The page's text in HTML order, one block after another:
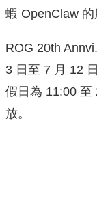
蝦 OpenClaw 的
ROG 20th
3 日至 7 月 12
假日為 11:00 至
放。